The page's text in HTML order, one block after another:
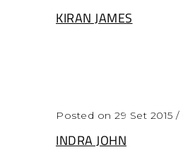
KIRAN JAMES
Posted on 29 Set 2015 /
INDRA JOHN